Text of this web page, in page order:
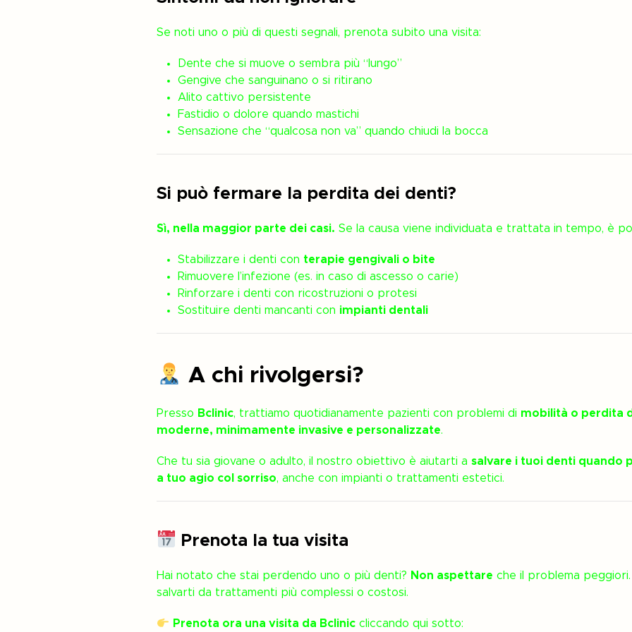
Se noti uno o più di questi segnali, prenota subito una visita:
Dente che si muove o sembra più “lungo”
Gengive che sanguinano o si ritirano
Alito cattivo persistente
Fastidio o dolore quando mastichi
Sensazione che “qualcosa non va” quando chiudi la bocca
Si può fermare la perdita dei denti?
Sì, nella maggior parte dei casi. Se la causa viene individuata e trattata in tempo, è
Stabilizzare i denti con terapie gengivali o bite
Rimuovere l’infezione (es. in caso di ascesso o carie)
Rinforzare i denti con ricostruzioni o protesi
Sostituire denti mancanti con impianti dentali
A chi rivolgersi?
Presso Bclinic, trattiamo quotidianamente pazienti con problemi di mobilità o perdita
moderne, minimamente invasive e personalizzate.
Che tu sia giovane o adulto, il nostro obiettivo è aiutarti a salvare i tuoi denti quando
a tuo agio col sorriso, anche con impianti o trattamenti estetici.
Prenota la tua visita
Hai notato che stai perdendo uno o più denti? Non aspettare che il problema
salvarti da trattamenti più complessi o costosi.
Prenota ora una visita da Bclinic cliccando qui sotto: